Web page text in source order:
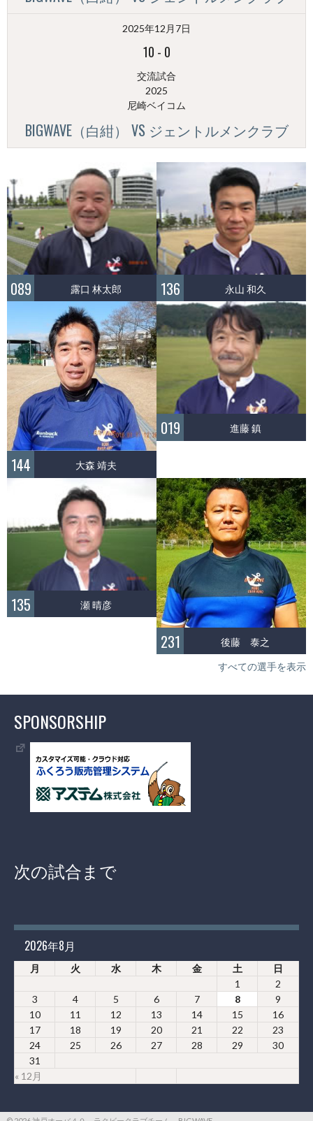
2025年12月7日
10 - 0
交流試合
2025
尼崎ベイコム
BIGWAVE（白紺） VS ジェントルメンクラブ
089 露口 林太郎 136 永山 和久
144 大森 靖夫
019 進藤 鎮
135 瀬 晴彦
231 後藤 泰之
すべての選手を表示
SPONSORSHIP
次の試合まで
2026年8月
月 火 水 木 金 土 日
« 12月
1
2
3
4 5 6 7 8
9
10
11 12 13 14 15
16
17
18 19 20 21 22
23
24
25 26 27 28 29
30
31